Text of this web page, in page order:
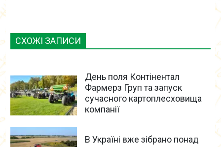
СХОЖІ ЗАПИСИ
День поля Контінентал
Фармерз Груп та запуск
сучасного картоплесховища
компанії
В Україні вже зібрано понад